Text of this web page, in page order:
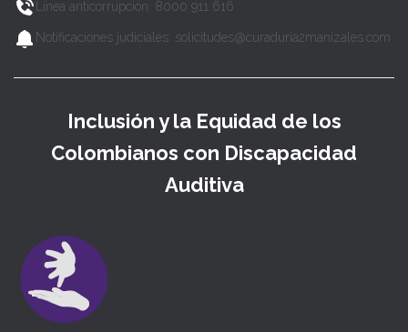
Línea anticorrupción: 8000 911 616
Notificaciones judiciales: solicitudes@curaduria2manizales.com
Inclusión y la Equidad de los
Colombianos con Discapacidad
Auditiva